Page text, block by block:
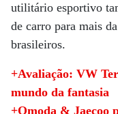
utilitário esportivo
de carro para mais
brasileiros.
+Avaliação: VW
mundo da fantasia
+Omoda & Jaecoo